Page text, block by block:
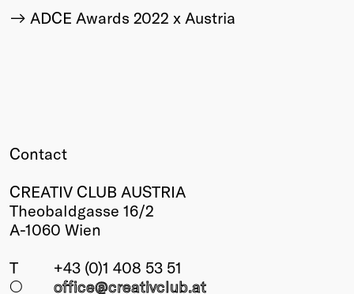
ADCE Awards 2022 x Austria
Contact
CREATIV CLUB AUSTRIA
Theobaldgasse 16/2
A-1060 Wien
T
+43 (0)1 408 53 51
○
office@creativclub.at